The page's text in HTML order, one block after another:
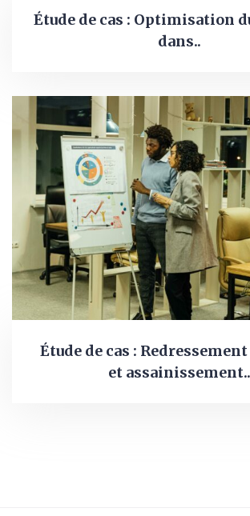
Étude de cas : Optimisation
dans..
Étude de cas :
et assainissement..